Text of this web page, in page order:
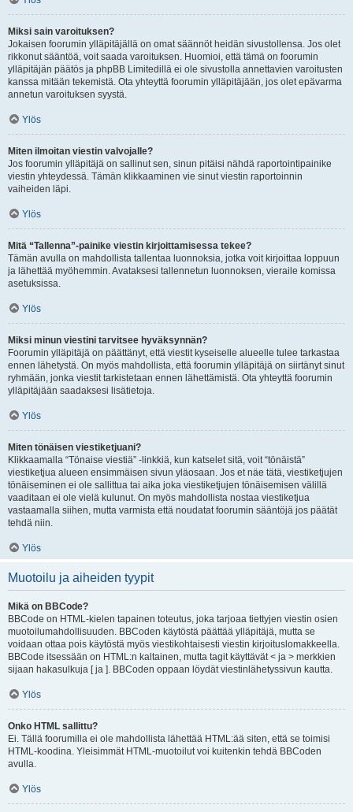
Miksi sain varoituksen?
Jokaisen foorumin ylläpitäjällä on omat säännöt heidän sivustollensa. Jos olet
rikkonut sääntöä, voit saada varoituksen. Huomioi, että tämä on foorumin
ylläpitäjän päätös ja phpBB Limitedillä ei ole sivustolla annettavien varoitusten
kanssa mitään tekemistä. Ota yhteyttä foorumin ylläpitäjään, jos olet epävarma
annetun varoituksen syystä.
Ylös
Miten ilmoitan viestin valvojalle?
Jos foorumin ylläpitäjä on sallinut sen, sinun pitäisi nähdä raportointipainike
viestin yhteydessä. Tämän klikkaaminen vie sinut viestin raportoinnin
vaiheiden läpi.
Ylös
Mitä “Tallenna”-painike viestin kirjoittamisessa tekee?
Tämän avulla on mahdollista tallentaa luonnoksia, jotka voit kirjoittaa loppuun
ja lähettää myöhemmin. Avataksesi tallennetun luonnoksen, vieraile komissa
asetuksissa.
Ylös
Miksi minun viestini tarvitsee hyväksynnän?
Foorumin ylläpitäjä on päättänyt, että viestit kyseiselle alueelle tulee tarkastaa
ennen lähetystä. On myös mahdollista, että foorumin ylläpitäjä on siirtänyt sinut
ryhmään, jonka viestit tarkistetaan ennen lähettämistä. Ota yhteyttä foorumin
ylläpitäjään saadaksesi lisätietoja.
Ylös
Miten tönäisen viestiketjuani?
Klikkaamalla “Tönaise viestiä” -linkkiä, kun katselet sitä, voit “tönäistä”
viestiketjua alueen ensimmäisen sivun yläosaan. Jos et näe tätä, viestiketjujen
tönäiseminen ei ole sallittua tai aika joka viestiketjujen tönäisemisen välillä
vaaditaan ei ole vielä kulunut. On myös mahdollista nostaa viestiketjua
vastaamalla siihen, mutta varmista että noudatat foorumin sääntöjä jos päätät
tehdä niin.
Ylös
Muotoilu ja aiheiden tyypit
Mikä on BBCode?
BBCode on HTML-kielen tapainen toteutus, joka tarjoaa tiettyjen viestin osien
muotoilumahdollisuuden. BBCoden käytöstä päättää ylläpitäjä, mutta se
voidaan ottaa pois käytöstä myös viestikohtaisesti viestin kirjoituslomakkeella.
BBCode itsessään on HTML:n kaltainen, mutta tagit käyttävät < ja > merkkien
sijaan hakasulkuja [ ja ]. BBCoden oppaan löydät viestinlähetyssivun kautta.
Ylös
Onko HTML sallittu?
Ei. Tällä foorumilla ei ole mahdollista lähettää HTML:ää siten, että se toimisi
HTML-koodina. Yleisimmät HTML-muotoilut voi kuitenkin tehdä BBCoden
avulla.
Ylös